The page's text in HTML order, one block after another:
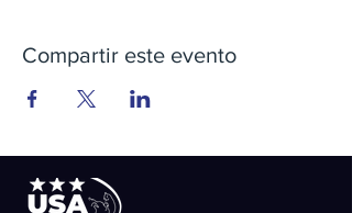
Compartir este evento